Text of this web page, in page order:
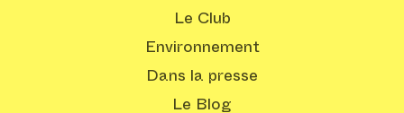
Le Club
Environnement
Dans la presse
Le Blog